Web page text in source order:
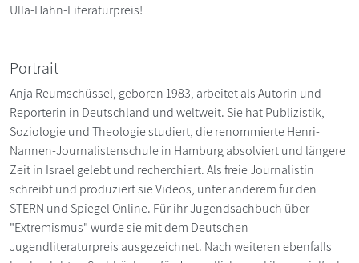
Ulla-Hahn-Literaturpreis!
Portrait
Anja Reumschüssel, geboren 1983, arbeitet als Autorin und
Reporterin in Deutschland und weltweit. Sie hat Publizistik,
Soziologie und Theologie studiert, die renommierte Henri-
Nannen-Journalistenschule in Hamburg absolviert und längere
Zeit in Israel gelebt und recherchiert. Als freie Journalistin
schreibt und produziert sie Videos, unter anderem für den
STERN und Spiegel Online. Für ihr Jugendsachbuch über
"Extremismus" wurde sie mit dem Deutschen
Jugendliteraturpreis ausgezeichnet. Nach weiteren ebenfalls